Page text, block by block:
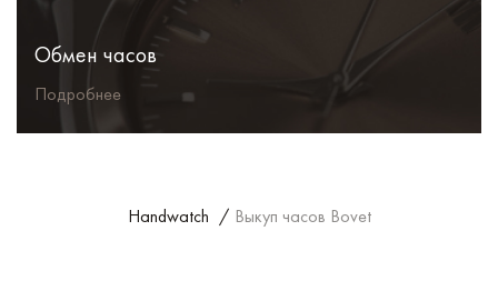
Обмен часов
Подробнее
Handwatch / Выкуп часов Bovet